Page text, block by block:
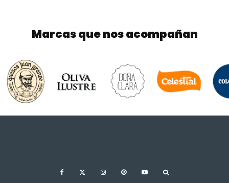
Marcas que nos acompañan